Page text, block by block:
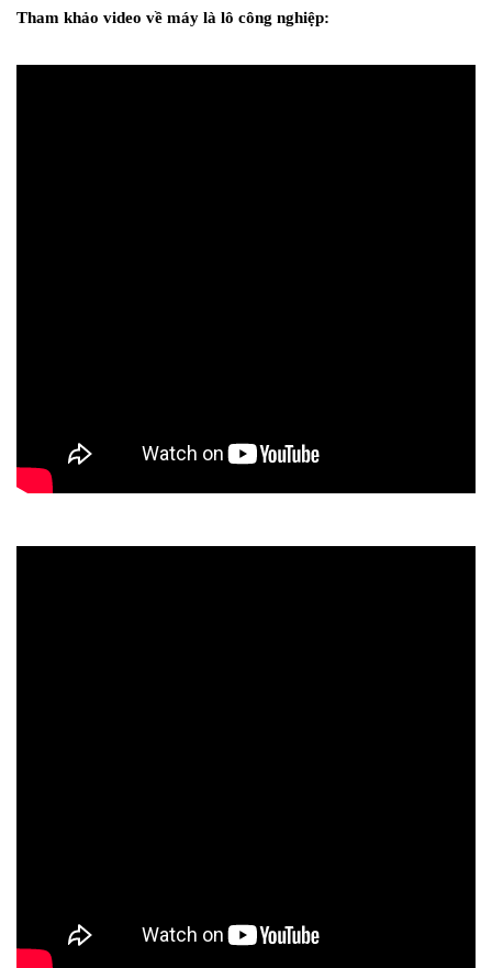
Tham khảo video về máy là lô công nghiệp: